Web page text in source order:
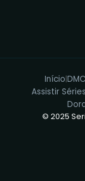
Início|
Assistir
© 2025